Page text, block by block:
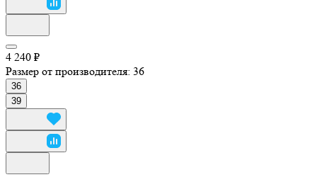
4 240 ₽
Размер от производителя: 36
36
39